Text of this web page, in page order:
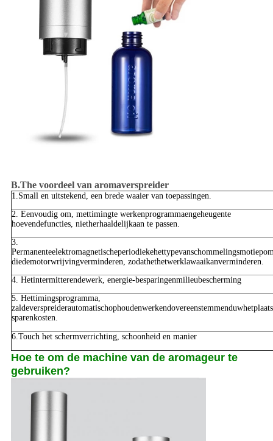
B.The voordeel van aromaverspreider
1.Small en uitstekend, een brede waaier van toepassingen.
2. Eenvoudig om, mettimingte werkenprogrammaengeheugente
hoevendefuncties, nietherhaaldelijkaan te passen.
3.
diedemotorwrijvingverminderen, zodathethetwerklawaaikanverminderen.
4. Hetintermitterendewerk, energie-besparingenmilieubescherming
5. Hettimingsprogramma,
sparenkosten.
6.Touch het schermverrichting, schoonheid en manier
Hoe te om de machine van de aromageur te
gebruiken?